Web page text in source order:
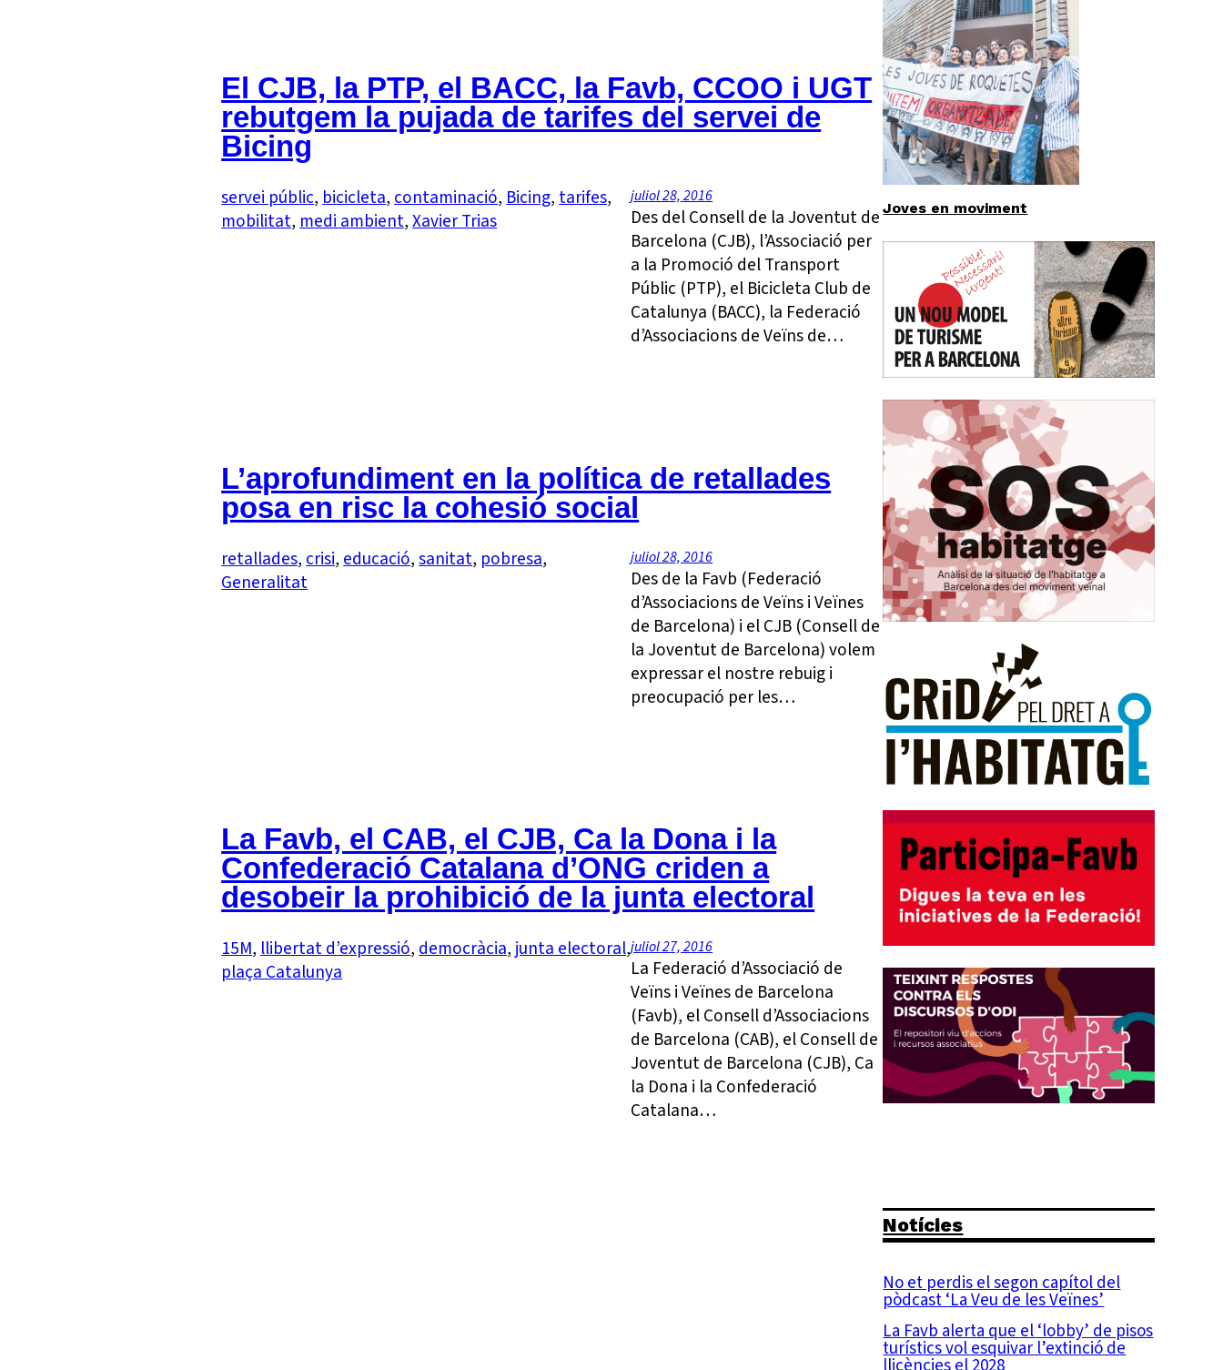
El CJB, la PTP, el BACC, la Favb, CCOO i UGT
rebutgem la pujada de tarifes del servei de
Bicing
servei públic, bicicleta, contaminació, Bicing, tarifes
mobilitat, medi ambient, Xavier Trias
juliol 28, 2016
Des del Consell de la Joventut de
Barcelona (CJB), l’Associació per
a la Promoció del Transport
Públic (PTP), el Bicicleta Club de
Catalunya (BACC), la Federació
d’Associacions de Veïns de…
L’aprofundiment en la política de retallades
posa en risc la cohesió social
retallades, crisi, educació, sanitat, pobresa
Generalitat
juliol 28, 2016
Des de la Favb (Federació
d’Associacions de Veïns i Veïnes
de Barcelona) i el CJB (Consell de
la Joventut de Barcelona) volem
expressar el nostre rebuig i
preocupació per les…
La Favb, el CAB, el CJB, Ca la Dona i la
Confederació Catalana d’ONG criden a
desobeir la prohibició de la junta electoral
15M, llibertat d’expressió, democràcia, junta electoral,
plaça Catalunya
juliol 27, 2016
La Federació d’Associació de
Veïns i Veïnes de Barcelona
(Favb), el Consell d’Associacions
de Barcelona (CAB), el Consell de
Joventut de Barcelona (CJB), Ca
la Dona i la Confederació
Catalana…
Joves en moviment
Notícies
No et perdis el segon capítol del
pòdcast ‘La Veu de les Veïnes’
La Favb alerta que el ‘lobby’ de pisos
turístics vol esquivar l’extinció de